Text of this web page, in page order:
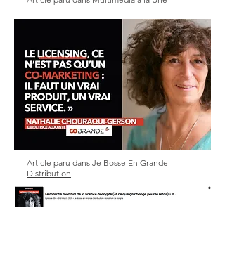
Article paru dans Je Bosse En Grande
Distribution